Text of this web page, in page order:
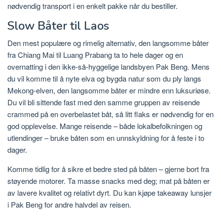
nødvendig transport i en enkelt pakke når du bestiller.
Slow Båter til Laos
Den mest populære og rimelig alternativ, den langsomme båter
fra Chiang Mai til Luang Prabang ta to hele dager og en
overnatting i den ikke-så-hyggelige landsbyen Pak Beng. Mens
du vil komme til å nyte elva og bygda natur som du ply langs
Mekong-elven, den langsomme båter er mindre enn luksuriøse.
Du vil bli sittende fast med den samme gruppen av reisende
crammed på en overbelastet båt, så litt flaks er nødvendig for en
god opplevelse. Mange reisende – både lokalbefolkningen og
utlendinger – bruke båten som en unnskyldning for å feste i to
dager.
Komme tidlig for å sikre et bedre sted på båten – gjerne bort fra
støyende motorer. Ta masse snacks med deg; mat på båten er
av lavere kvalitet og relativt dyrt. Du kan kjøpe takeaway lunsjer
i Pak Beng for andre halvdel av reisen.